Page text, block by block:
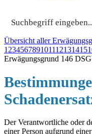
Übersicht aller
1 23456789101112131415
Erwägungsgrund 146
Der Verantwortliche oder
einer Person aufgrund